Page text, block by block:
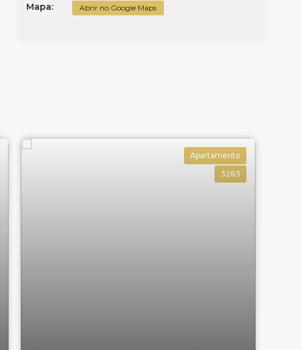
Mapa: Abrir no Google Maps
Apartamento
3283